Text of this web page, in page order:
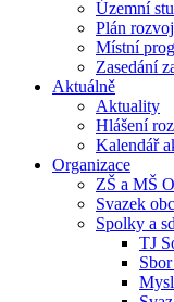
Územní
Plán
Místní
Zasedání
Aktuálně
Aktuality
Hlášení
Kalendář
Organizace
ZŠ a MŠ
Svazek
Spolky a
TJ